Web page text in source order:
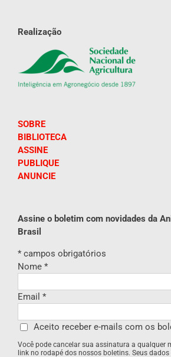
Realização
SOBRE
BIBLIOTECA
ASSINE
PUBLIQUE
ANUNCIE
Assine o boletim com novidades da
Brasil
* campos obrigatórios
Nome *
Email *
Aceito receber e-mails com os
Você pode cancelar sua assinatura a qualquer
link no rodapé dos nossos boletins. Seus